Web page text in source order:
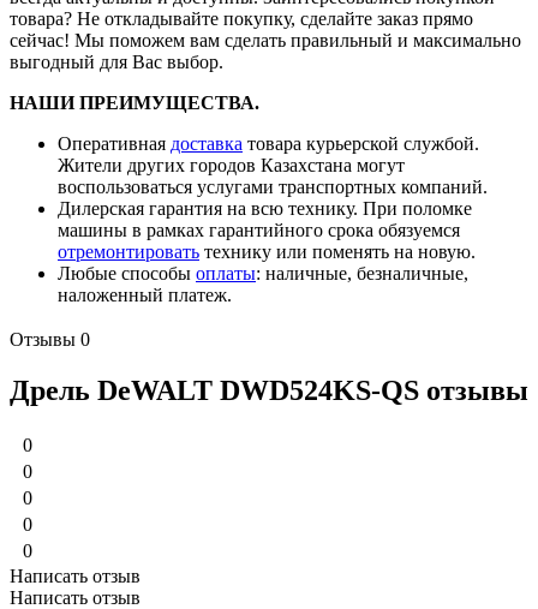
товара? Не откладывайте покупку, сделайте заказ прямо
сейчас! Мы поможем вам сделать правильный и максимально
выгодный для Вас выбор.
НАШИ ПРЕИМУЩЕСТВА.
Оперативная доставка товара курьерской службой.
Жители других городов Казахстана могут
воспользоваться услугами транспортных компаний.
Дилерская гарантия на всю технику. При поломке
машины в рамках гарантийного срока обязуемся
отремонтировать технику или поменять на новую.
Любые способы оплаты: наличные, безналичные,
наложенный платеж.
Отзывы 0
Дрель DeWALT DWD524KS-QS отзывы
0
0
0
0
0
Написать отзыв
Написать отзыв